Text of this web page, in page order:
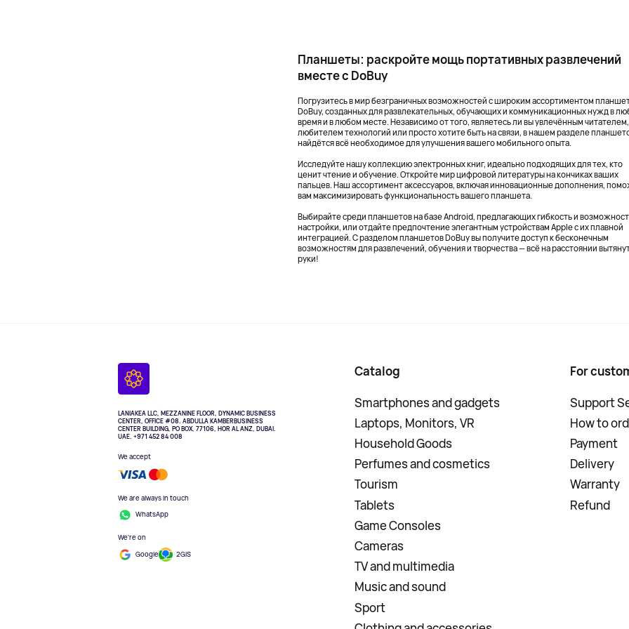
Планшеты: раскройте мощь портативных развлечений
вместе с DoBuy
Погрузитесь в мир безграничных возможностей с широким ассортиментом
DoBuy, созданных для развлекательных, обучающих и коммуникационных нужд в
время и в любом месте. Независимо от того, являетесь ли вы увлечённым читателем,
любителем технологий или просто хотите быть на связи, в нашем разделе
найдётся всё необходимое для улучшения вашего мобильного опыта.
Исследуйте нашу коллекцию электронных книг, идеально подходящих для тех, кто
ценит чтение и обучение. Откройте мир цифровой литературы на кончиках ваших
пальцев. Наш ассортимент аксессуаров, включая инновационные дополнения,
вам максимизировать функциональность вашего планшета.
Выбирайте среди планшетов на базе Android, предлагающих гибкость и
настройки, или отдайте предпочтение элегантным устройствам Apple с их плавной
интеграцией. С разделом планшетов DoBuy вы получите доступ к бесконечным
возможностям для развлечений, обучения и творчества — всё на расстоянии
руки!
LANIAKEA LLC, MEZZANINE FLOOR, DYNAMIC BUSINESS
CENTER, OFFICE #08. ABDULLA KAMBERBUSINESS
CENTER BUILDING, PO BOX, 77106, HOR AL ANZ, DUBAI.
UAE. +971 452 84 008
We accept
We are always in touch
WhatsApp
We're on
Google
2GIS
Catalog
Smartphones and gadgets
Laptops, Monitors, VR
Household Goods
Perfumes and cosmetics
Tourism
Tablets
Game Consoles
Cameras
TV and multimedia
Music and sound
Sport
For
Support
How to
Payment
Delivery
Warranty
Refund